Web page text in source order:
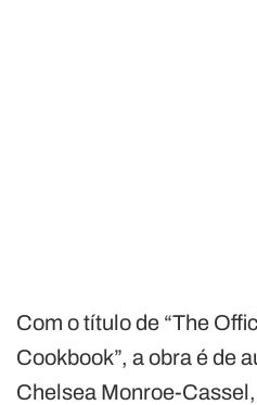
Com o título de “The
Cookbook”, a obra é de
Chelsea Monroe-